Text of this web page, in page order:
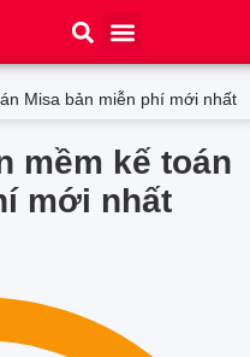
Misa bản miễn phí mới nhất
mềm kế toán
mới nhất